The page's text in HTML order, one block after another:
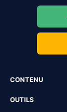
CONTENU
OUTILS